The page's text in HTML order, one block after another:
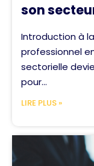
son
Introduction à
professionnel
sectorielle
pour...
LIRE PLUS »